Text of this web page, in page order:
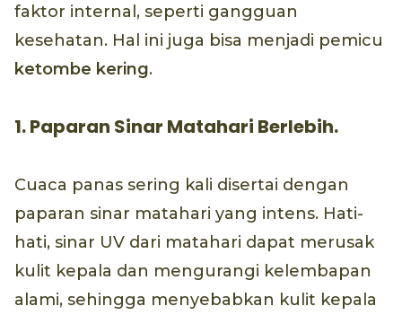
faktor internal, seperti gangguan
kesehatan. Hal ini juga bisa menjadi pemicu
ketombe kering.
1. Paparan Sinar Matahari Berlebih.
Cuaca panas sering kali disertai dengan
paparan sinar matahari yang intens. Hati-
hati, sinar UV dari matahari dapat merusak
kulit kepala dan mengurangi kelembapan
alami, sehingga menyebabkan kulit kepala